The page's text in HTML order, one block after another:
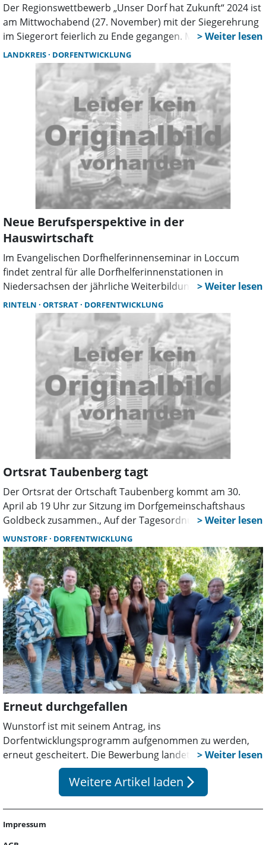
Der Regionswettbewerb „Unser Dorf hat Zukunft“ 2024 ist
am Mittwochabend (27. November) mit der Siegerehrung
im Siegerort feierlich zu Ende gegangen. Mesmerode hat
den zweiten Platz erreicht und ein Preisgeld von 4000
Euro gewonnen.
LANDKREIS DORFENTWICKLUNG
Neue Berufsperspektive in der
Hauswirtschaft
Im Evangelischen Dorfhelferinnenseminar in Loccum
findet zentral für alle Dorfhelferinnenstationen in
Niedersachsen der jährliche Weiterbildungskurs zur
Dorfhelferin statt. Im aktuellen Kurs, der am 2. September
beginnt, sind noch Plätze frei. Der Kurs bietet
hauswirtschaftlich und gastgewerblich vorgebildeten
Fachkräften die Chance, ihrer Berufstätigkeit einen neuen,
sozialpflegerischen Akzent zu geben.
RINTELN ORTSRAT DORFENTWICKLUNG
Ortsrat Taubenberg tagt
Der Ortsrat der Ortschaft Taubenberg kommt am 30.
April ab 19 Uhr zur Sitzung im Dorfgemeinschaftshaus
Goldbeck zusammen., Auf der Tagesordnung stehen
unter anderem der Dorfentwicklungsverfahren „Region
Rintelner Staatsforst”, Instandsetzung von Straßen in den
Ortsteilen Uchtdorf und Goldbeck sowie die Verpflichtung
von Werner Lehmeier als neues Ortsratsmitglied, der für
Manfred Nagel nachrückt.
WUNSTORF DORFENTWICKLUNG
Erneut durchgefallen
Wunstorf ist mit seinem Antrag, ins
Dorfentwicklungsprogramm aufgenommen zu werden,
erneut gescheitert. Die Bewerbung landete am Ende nur
auf Platz fünf, wie Bürgermeister Carsten Piellusch dem
Stadtanzeiger sagte.Weitere Artikel laden arrow_forward_ios
Impressum